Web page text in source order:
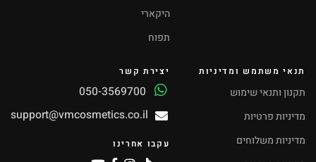
היקארי
תפוח
תנאי משתמש ומדיניות
תקנון ותנאי שימוש
מדיניות פרטיות
מדיניות משלוחים
יצירת קשר
support@vmcosmetics.co.il
עקבו אחרינו